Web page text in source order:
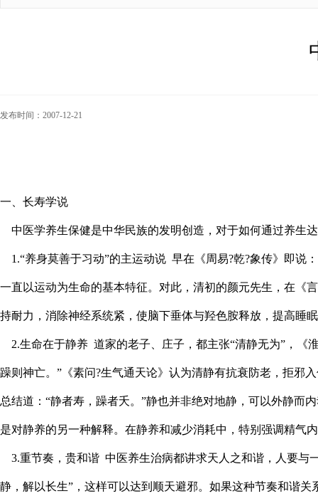
发布时间：2007-12-21
一、长寿学说
中医学养生保健是中华民族的发明创造，对于如何通过养生
1.“养身莫善于习动”的主运动说 早在《周易?乾?象传》即说
一直以运动为生命的基本特征。对此，清初的颜元先生，在《
持耐力，消除神经系统紧，使脑下垂体与羟色胺释放，提高睡
2.生命在于静养 道家的老子、庄子，都主张“清静无为”，《
躁则神亡。”《素问?生气通天论》认为清静有抗衰防老，拒邪
总结道：“静者寿，躁者夭。”静也并非绝对地静，可以外静而
是对静养的另一种解释。在静养和减少消耗中，特别强调精气
3.重节奏，贵和谐 中医养生治病都讲求天人之和谐，人要与
静，解以长生”，这样可以达到顺天避邪。如果这种节奏和谐